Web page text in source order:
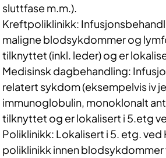
sluttfase m.m.).
Kreftpoliklinikk:
maligne blodsykdommer og
tilknyttet (inkl. leder) og er
Medisinsk dagbehandling:
relatert sykdom (eksempelvis iv
immunoglobulin, monoklonalt
tilknyttet og er lokalisert i 5.etg
Poliklinikk: Lokalisert i 5. etg.
poliklinikk innen